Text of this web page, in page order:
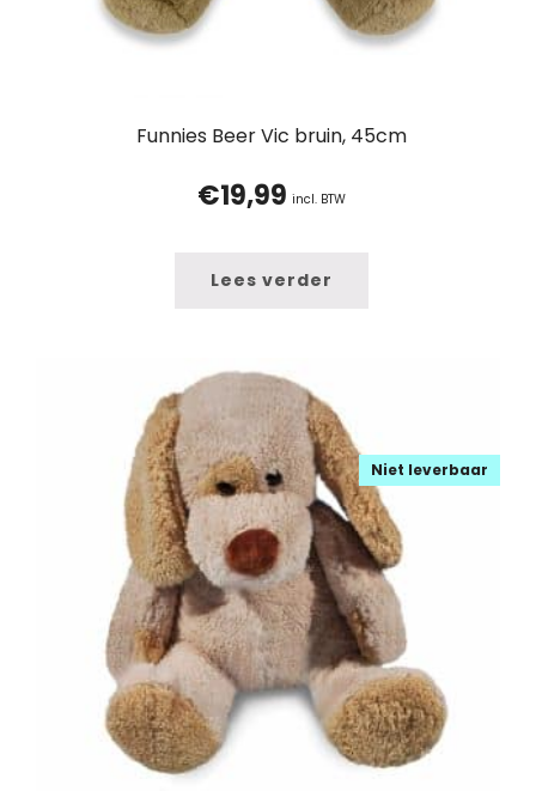
Funnies Beer Vic bruin, 45cm
€19,99 incl. BTW
Lees verder
Niet leverbaar